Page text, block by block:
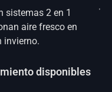
sistemas 2 en 1
aire fresco en
invierno.
disponibles